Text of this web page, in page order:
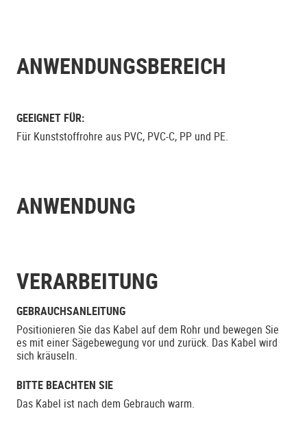
ANWENDUNGSBEREICH
GEEIGNET FÜR:
Für Kunststoffrohre aus PVC, PVC-C, PP und PE.
ANWENDUNG
VERARBEITUNG
GEBRAUCHSANLEITUNG
Positionieren Sie das Kabel auf dem Rohr und bewegen Sie
es mit einer Sägebewegung vor und zurück. Das Kabel wird
sich kräuseln.
BITTE BEACHTEN SIE
Das Kabel ist nach dem Gebrauch warm.